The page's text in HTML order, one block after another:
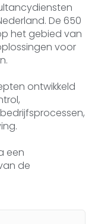
De 650
het gebied van
voor
ontwikkeld
een
de